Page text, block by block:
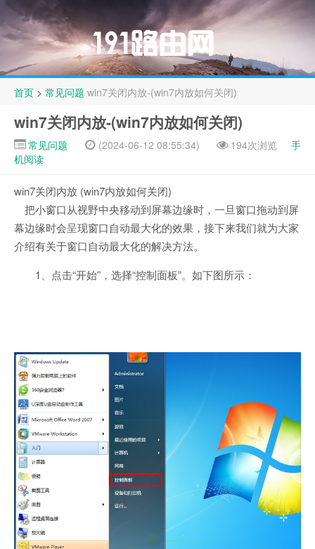
首页 > 常见问题 win7关闭内放-(win7内放如何关闭)
win7关闭内放-(win7内放如何关闭)
常见问题 (2024-06-12 08:55:34) 194次浏览
手
机阅读
win7关闭内放 (win7内放如何关闭)
把小窗口从视野中央移动到屏幕边缘时，一旦窗口拖动到屏
幕边缘时会呈现窗口自动最大化的效果，接下来我们就为大家
介绍有关于窗口自动最大化的解决方法。
1、点击“开始”，选择“控制面板”。如下图所示：